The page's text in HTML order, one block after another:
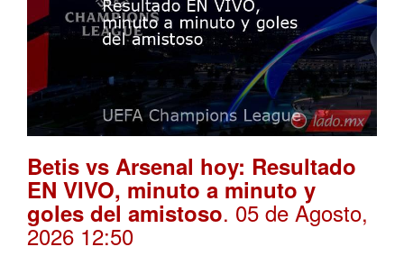
Betis vs Arsenal hoy: Resultado
EN VIVO, minuto a minuto y
goles del amistoso. 05 de Agosto,
2026 12:50